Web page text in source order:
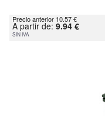
Precio anterior 10.57 €
A partir de: 9.94 €
SIN IVA